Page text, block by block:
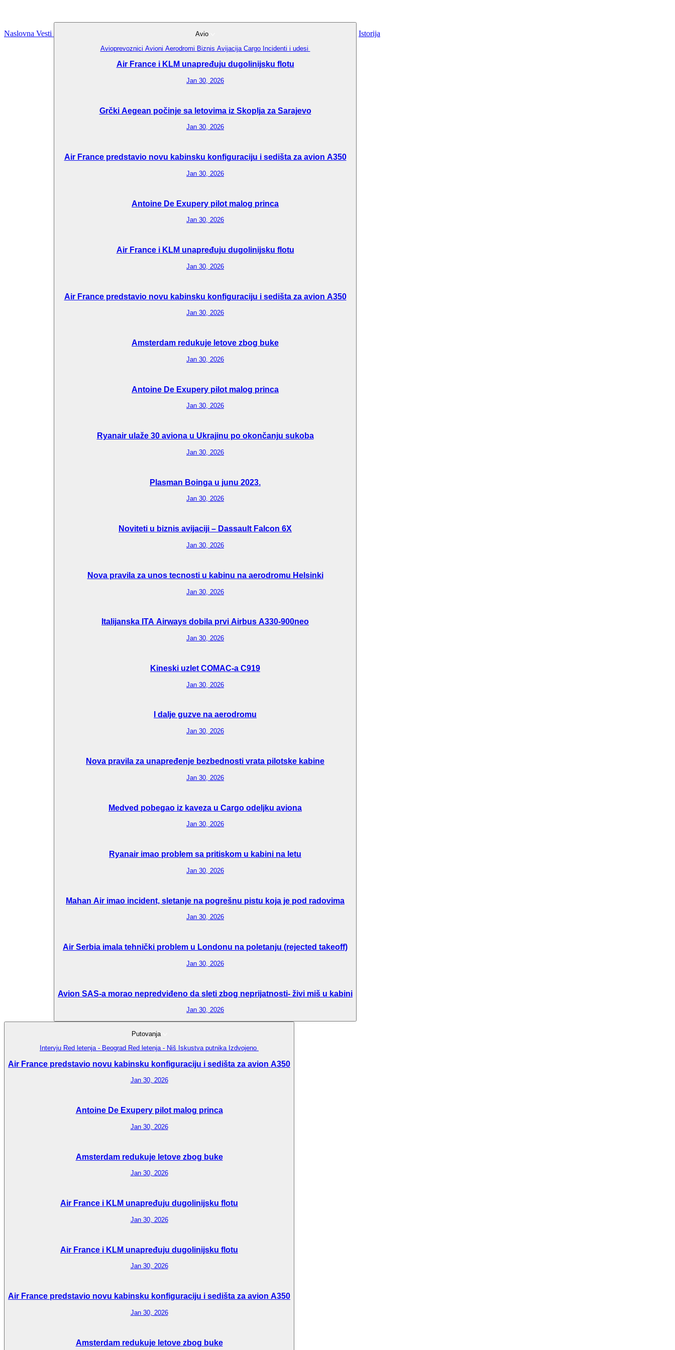
Naslovna Vesti
Avio
Avioprevoznici Avioni Aerodromi Biznis Avijacija Cargo Incidenti i udesi
Air France i KLM unapređuju dugolinijsku flotu
Jan 30, 2026
Grčki Aegean počinje sa letovima iz Skoplja za Sarajevo
Jan 30, 2026
Air France predstavio novu kabinsku konfiguraciju i sedišta za avion A350
Jan 30, 2026
Antoine De Exupery pilot malog princa
Jan 30, 2026
Air France i KLM unapređuju dugolinijsku flotu
Jan 30, 2026
Air France predstavio novu kabinsku konfiguraciju i sedišta za avion A350
Jan 30, 2026
Amsterdam redukuje letove zbog buke
Jan 30, 2026
Antoine De Exupery pilot malog princa
Jan 30, 2026
Ryanair ulaže 30 aviona u Ukrajinu po okončanju sukoba
Jan 30, 2026
Plasman Boinga u junu 2023.
Jan 30, 2026
Noviteti u biznis avijaciji – Dassault Falcon 6X
Jan 30, 2026
Nova pravila za unos tecnosti u kabinu na aerodromu Helsinki
Jan 30, 2026
Italijanska ITA Airways dobila prvi Airbus A330-900neo
Jan 30, 2026
Kineski uzlet COMAC-a C919
Jan 30, 2026
I dalje guzve na aerodromu
Jan 30, 2026
Nova pravila za unapređenje bezbednosti vrata pilotske kabine
Jan 30, 2026
Medved pobegao iz kaveza u Cargo odeljku aviona
Jan 30, 2026
Ryanair imao problem sa pritiskom u kabini na letu
Jan 30, 2026
Mahan Air imao incident, sletanje na pogrešnu pistu koja je pod radovima
Jan 30, 2026
Air Serbia imala tehnički problem u Londonu na poletanju (rejected takeoff)
Jan 30, 2026
Avion SAS-a morao nepredviđeno da sleti zbog neprijatnosti- živi miš u kabini
Jan 30, 2026
Istorija
Putovanja
Intervju Red letenja - Beograd Red letenja - Niš Iskustva putnika Izdvojeno
Air France predstavio novu kabinsku konfiguraciju i sedišta za avion A350
Jan 30, 2026
Antoine De Exupery pilot malog princa
Jan 30, 2026
Amsterdam redukuje letove zbog buke
Jan 30, 2026
Air France i KLM unapređuju dugolinijsku flotu
Jan 30, 2026
Air France i KLM unapređuju dugolinijsku flotu
Jan 30, 2026
Air France predstavio novu kabinsku konfiguraciju i sedišta za avion A350
Jan 30, 2026
Amsterdam redukuje letove zbog buke